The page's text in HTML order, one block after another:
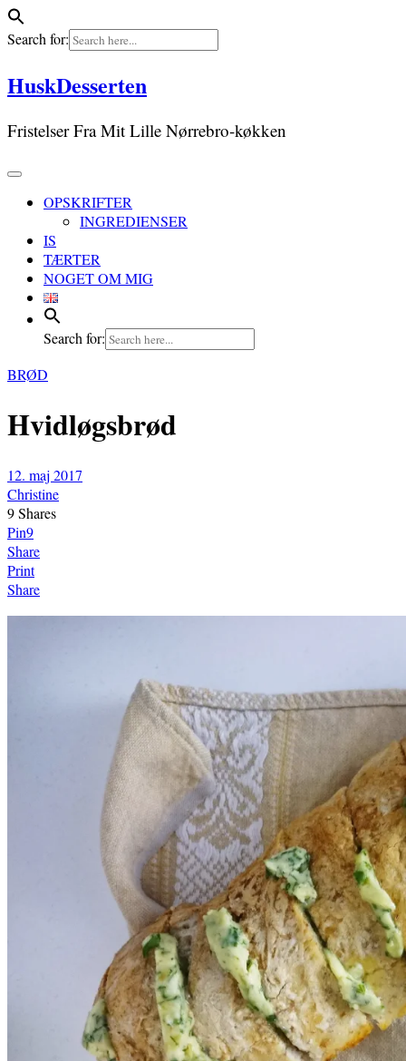
Search for:
Skip
to
HuskDesserten
Fristelser Fra Mit Lille Nørrebro-køkken
OPSKRIFTER
INGREDIENSER
IS
TÆRTER
NOGET OM MIG
Search for:
BRØD
Hvidløgsbrød
12. maj 2017
Christine
9Shares
Pin9
Share
Print
Share